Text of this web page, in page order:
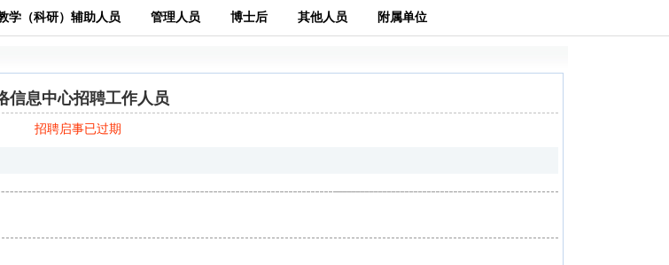
学（科研）辅助人员 管理人员 博士后 其他人员 附属单位
信息中心招聘工作人员
招聘启事已过期